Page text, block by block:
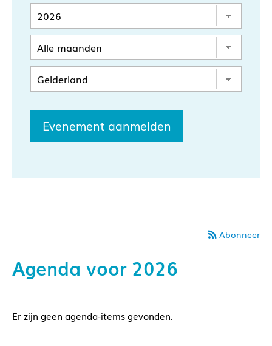
Evenement aanmelden
Abonneer
Agenda voor 2026
Er zijn geen agenda-items gevonden.